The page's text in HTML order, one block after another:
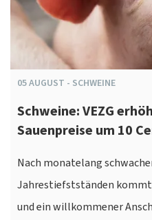
05AUGUST - SCHWEINE
Schweine: VEZG
Sauenpreise um 10
Nach monatelang
Jahrestiefstständen
und ein willkommener